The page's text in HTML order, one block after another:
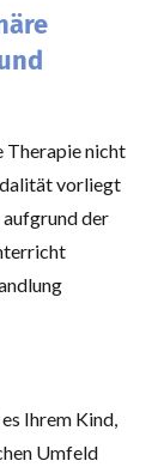
Therapie nicht
vorliegt
der
Ihrem Kind,
Umfeld